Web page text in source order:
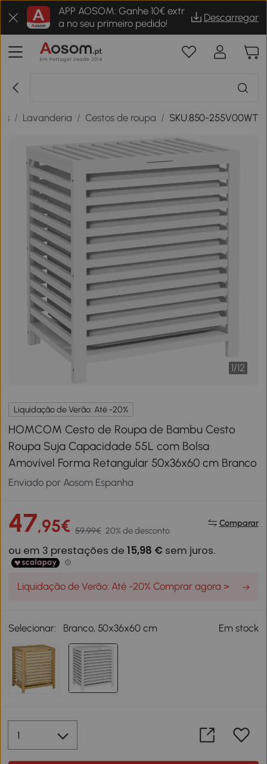
APP AOSOM: Ganhe 10€ extr
a no seu primeiro pedido!
Descarregar
/ Lavanderia / Cestos de roupa / SKU:850-255V00WT
1/12
Liquidação de Verão: Até -20%
HOMCOM Cesto de Roupa de Bambu Cesto
Roupa Suja Capacidade 55L com Bolsa
Amovível Forma Retangular 50x36x60 cm Branco
Enviado por Aosom Espanha
47,95€ 59,99€ 20% de desconto
Comparar
Liquidação de Verão: Até -20% Comprar agora >
Selecionar: Branco, 50x36x60 cm Em stock